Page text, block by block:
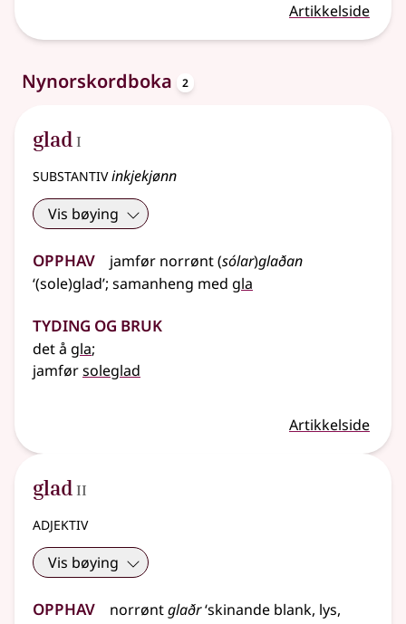
Artikkelside
Nynorskordboka 2
glad 1
I
substantivinkjekjønn
Vis bøying
Opphav jamfør norrønt(sólar)glaðan
‘(sole)glad’; samanheng med gla
Tyding og bruk
det å gla;
jamførsoleglad
Artikkelside
glad 2
II
adjektiv
Vis bøying
Opphav norrøntglaðr‘skinande blank, lys,